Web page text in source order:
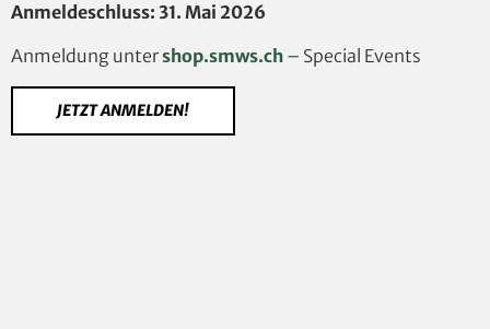
Anmeldeschluss: 31. Mai 2026
Anmeldung untershop.smws.ch – Special Events
JETZT ANMELDEN!